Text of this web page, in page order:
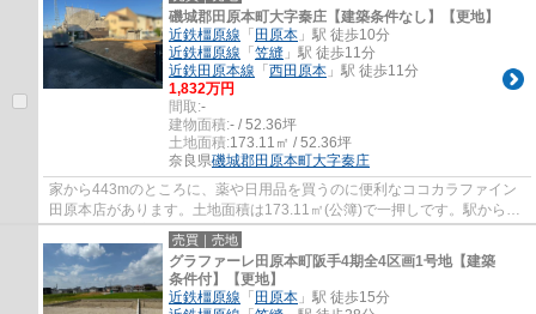
磯城郡田原本町大字秦庄【建築条件なし】【更地】
近鉄橿原線 「 田原本 」駅 徒歩10分
近鉄橿原線 「 笠縫 」駅 徒歩11分
近鉄田原本線 「 西田原本 」駅 徒歩11分
1,832万円
間取:-
建物面積:- / 52.36坪
土地面積:173.11㎡ / 52.36坪
奈良県磯城郡田原本町大字秦庄
家から443mのところに、薬や日用品を買うのに便利なココカラファイン
田原本店があります。土地面積は173.11㎡(公簿)で一押しです。駅から徒
歩10分圏内に立地しています。こちらは間取...
売買｜売地
グラファーレ田原本町阪手4期全4区画1号地【建築
条件付】【更地】
近鉄橿原線 「 田原本 」駅 徒歩15分